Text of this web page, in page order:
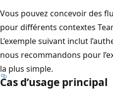
Vous pouvez concevoir des
pour différents contextes
L’exemple suivant inclut
nous recommandons pour
la plus simple.
Cas d’usage principal